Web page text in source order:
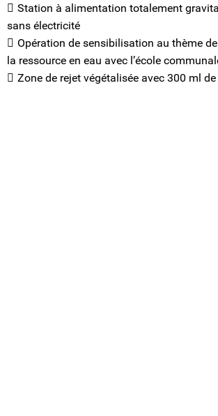
Station à alimentation totalement
sans électricité
Opération de sensibilisation au thème
la ressource en eau avec l’école
Zone de rejet végétalisée avec 300 ml